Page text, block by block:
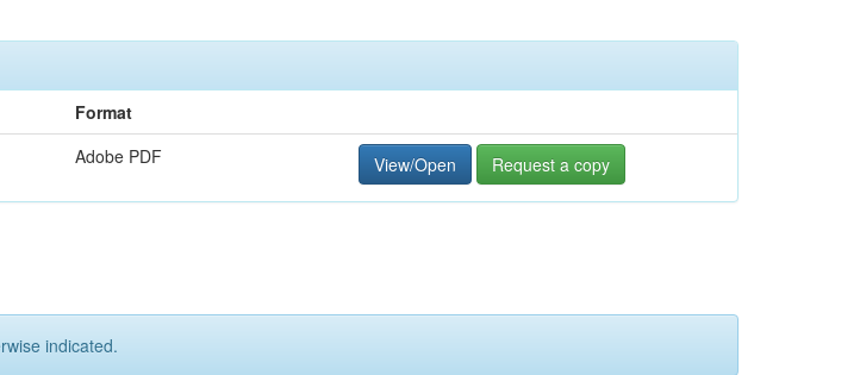
Format
Adobe PDF View/Open Request a copy
indicated.